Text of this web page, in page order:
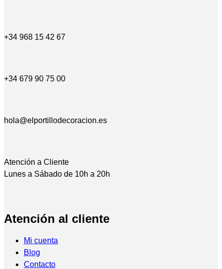
+34 968 15 42 67
+34 679 90 75 00
hola@elportillodecoracion.es
Atención a Cliente
Lunes a Sábado de 10h a 20h
Atención al cliente
Mi cuenta
Blog
Contacto